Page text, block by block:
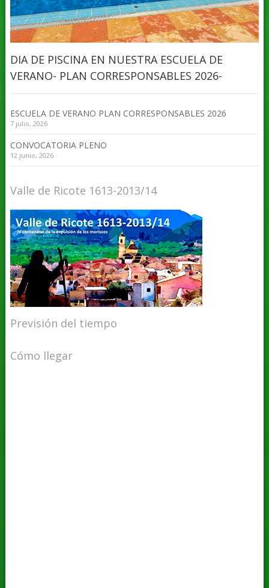
DIA DE PISCINA EN NUESTRA ESCUELA DE
VERANO- PLAN CORRESPONSABLES 2026-
ESCUELA DE VERANO PLAN CORRESPONSABLES 2026
7 julio, 2026
CONVOCATORIA PLENO
12 junio, 2026
Valle de Ricote 1613-2013/14
Previsión del tiempo
Cómo llegar